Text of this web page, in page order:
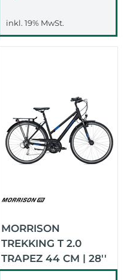
inkl. 19% MwSt.
MORRISON
TREKKING T 2.0
TRAPEZ 44 CM | 28''
(BLACK)